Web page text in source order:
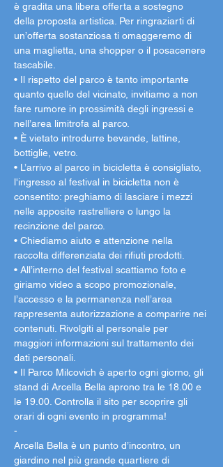
è gradita una libera offerta a sostegno
della proposta artistica. Per ringraziarti di
un’offerta sostanziosa ti omaggeremo di
una maglietta, una shopper o il posacenere
tascabile.
• Il rispetto del parco è tanto importante
quanto quello del vicinato, invitiamo a non
fare rumore in prossimità degli ingressi e
nell’area limitrofa al parco.
• È vietato introdurre bevande, lattine,
bottiglie, vetro.
• L’arrivo al parco in bicicletta è consigliato,
l'ingresso al festival in bicicletta non è
consentito: preghiamo di lasciare i mezzi
nelle apposite rastrelliere o lungo la
recinzione del parco.
• Chiediamo aiuto e attenzione nella
raccolta differenziata dei rifiuti prodotti.
• All’interno del festival scattiamo foto e
giriamo video a scopo promozionale,
l’accesso e la permanenza nell’area
rappresenta autorizzazione a comparire nei
contenuti. Rivolgiti al personale per
maggiori informazioni sul trattamento dei
dati personali.
• Il Parco Milcovich è aperto ogni giorno, gli
stand di Arcella Bella aprono tra le 18.00 e
le 19.00. Controlla il sito per scoprire gli
orari di ogni evento in programma!
-
Arcella Bella è un punto d’incontro, un
giardino nel più grande quartiere di